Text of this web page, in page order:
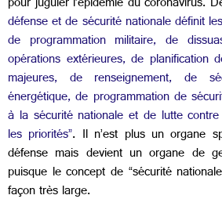
défense et de sécurité nationale définit
de programmation militaire, de
opérations extérieures, de planification
majeures, de renseignement, de
énergétique, de programmation de
à la sécurité nationale et de lutte
les priorités”. Il n’est plus un organe
défense mais devient un organe de
puisque le concept de “sécurité
façon très large.